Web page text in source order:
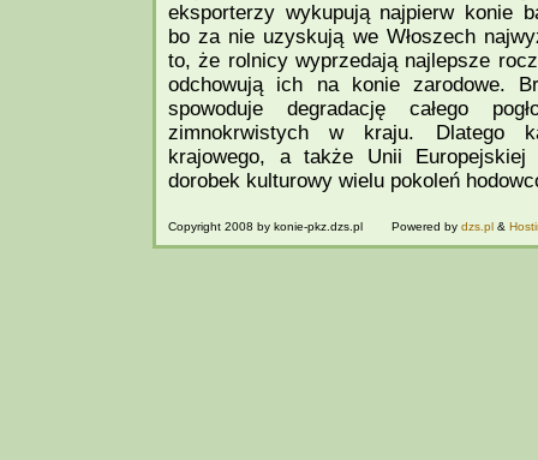
eksporterzy wykupują najpierw konie
bo za nie uzyskują we Włoszech
to, że rolnicy wyprzedają najlepsze
odchowują ich na konie zarodowe.
spowoduje degradację całego
zimnokrwistych w kraju. Dlatego
krajowego, a także Unii
dorobek kulturowy wielu pokoleń
Copyright 2008 by konie-pkz.dzs.pl Powered by dzs.pl &